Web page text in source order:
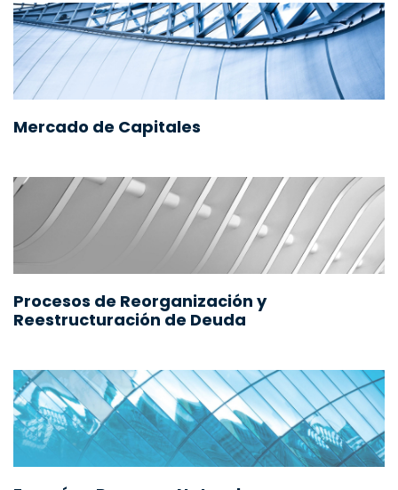
Mercado de Capitales
Procesos de Reorganización y
Reestructuración de Deuda